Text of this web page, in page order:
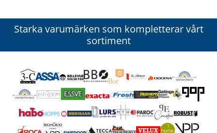
Starka varumärken som kompletterar vårt
sortiment